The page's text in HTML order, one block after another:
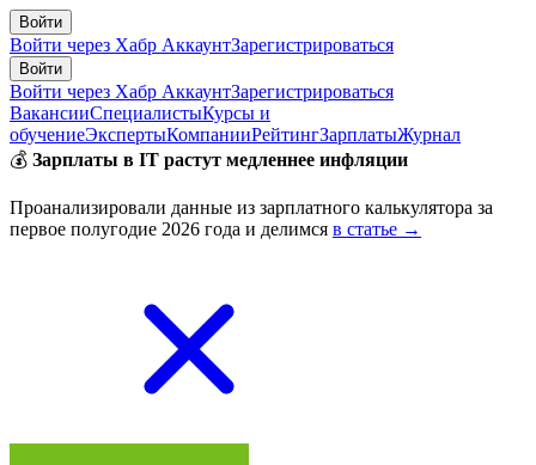
Войти
Войти через Хабр АккаунтЗарегистрироваться
Войти
Войти через Хабр АккаунтЗарегистрироваться
ВакансииСпециалистыКурсы и
обучениеЭкспертыКомпанииРейтингЗарплатыЖурнал
💰 Зарплаты в IT растут медленнее инфляции
Проанализировали данные из зарплатного калькулятора за
первое полугодие 2026 года и делимся в статье →